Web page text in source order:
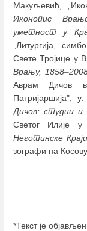
Макуљевић,
Иконопис
уметност у
„Литургија,
Свете Тројице у
Врању, 1858–
Аврам Дичов
Патријаршија",
Дичов: студии и
Светог Илије
Неготинске
зографи на
*Текст је